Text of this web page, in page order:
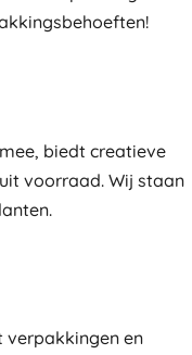
biedt creatieve
voorraad. Wij staan
verpakkingen en